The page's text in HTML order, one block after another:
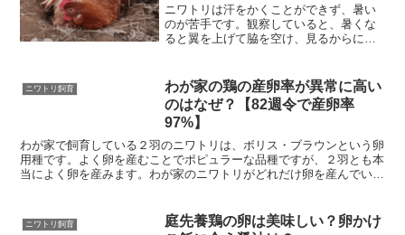
ニワトリは汗をかくことができず、暑い
のが苦手です。観察していると、暑くな
ると翼を上げて脇を空け、見るからに暑
ニワトリがこれから本格的な夏を迎える
前に、改善点を探るため、...
ニワトリ飼育
わが家の鶏の産卵率が異常に高い
のはなぜ？【82週令で産卵率
97%】
わが家で飼育している２羽のニワトリは、ボリス・ブラウンという卵
用種です。よく卵を産むことでポピュラーな品種ですが、２羽とも本
当によく卵を産みます。わが家のニワトリがどれだけ卵を産んでいる
ニワトリ飼育
庭先養鶏の卵は美味しい？卵かけ